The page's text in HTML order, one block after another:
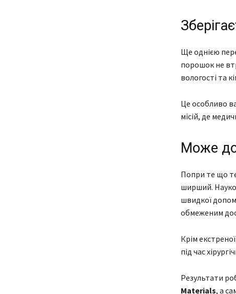
Ще однією
порошок не
вологості та
Це особливо
місій, де
Може
Попри те що
ширший.
швидкої
обмеженим
Крім
під час
Результати
Materials, а